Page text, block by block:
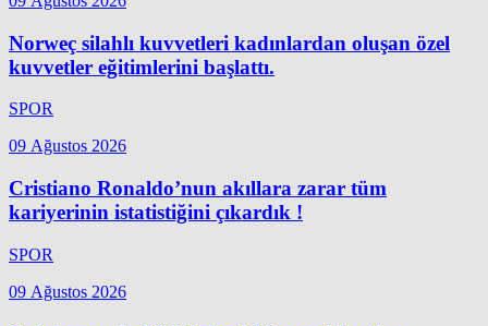
Norweç silahlı kuvvetleri kadınlardan oluşan özel
kuvvetler eğitimlerini başlattı.
SPOR
09 Ağustos 2026
Cristiano Ronaldo’nun akıllara zarar tüm
kariyerinin istatistiğini çıkardık !
SPOR
09 Ağustos 2026